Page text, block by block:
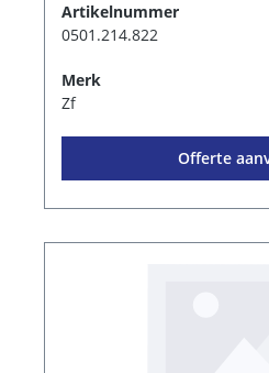
Artikelnummer
0501.214.822
Merk
Zf
Offerte